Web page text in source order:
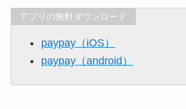
アプリの無料ダウンロード
paypay（iOS）
paypay（android）